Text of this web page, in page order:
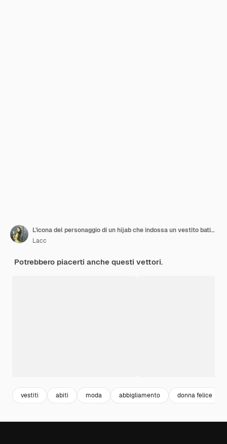
L'icona del personaggio di un hijab che indossa un vestito batik marrone
Lacc
Potrebbero piacerti anche questi vettori.
vestiti abiti moda abbigliamento donna felice